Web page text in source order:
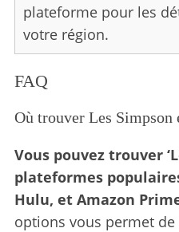
plateforme pour les
votre région.
FAQ
Où trouver Les Simpson
Vous pouvez trouver
plateformes
Hulu, et Amazon
options vous permet de